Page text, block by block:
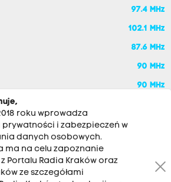
97.4 MHz
102.1 MHz
87.6 MHz
90 MHz
90 MHz
roku wprowadza
i zabezpieczeń w
danych osobowych.
ma na celu zapoznanie
Portalu Radia Kraków oraz
ze szczegółami